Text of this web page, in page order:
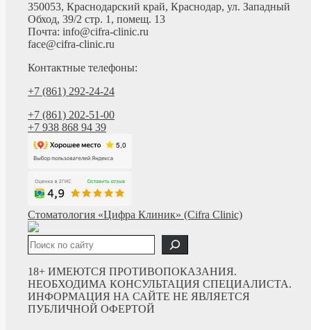
350053, Краснодарский край, Краснодар, ул. Западный
Обход, 39/2 стр. 1, помещ. 13
Почта: info@cifra-clinic.ru
face@cifra-clinic.ru
Контактные телефоны:
+7 (861) 292-24-24
+7 (861) 202-51-00
+7 938 868 94 39
Стоматология «Цифра Клиник» (Cifra Clinic)
Поиск
18+ ИМЕЮТСЯ ПРОТИВОПОКАЗАНИЯ.
НЕОБХОДИМА КОНСУЛЬТАЦИЯ СПЕЦИАЛИСТА.
ИНФОРМАЦИЯ НА САЙТЕ НЕ ЯВЛЯЕТСЯ
ПУБЛИЧНОЙ ОФЕРТОЙ